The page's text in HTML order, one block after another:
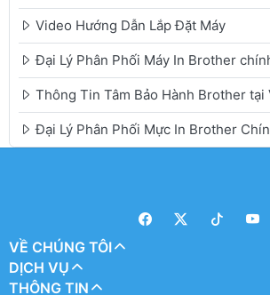
Video Hướng Dẫn Lắp Đặt Máy
Đại Lý Phân Phối Máy In Brother
Thông Tin Tâm Bảo Hành Brother tại
Đại Lý Phân Phối Mực In Brother
VỀ CHÚNG TÔI
DỊCH VỤ
THÔNG TIN